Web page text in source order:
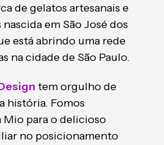
de gelatos artesanais e
em São José dos
está abrindo uma rede
na cidade de São Paulo.
tem orgulho de
história. Fomos
Mio para o delicioso
no posicionamento